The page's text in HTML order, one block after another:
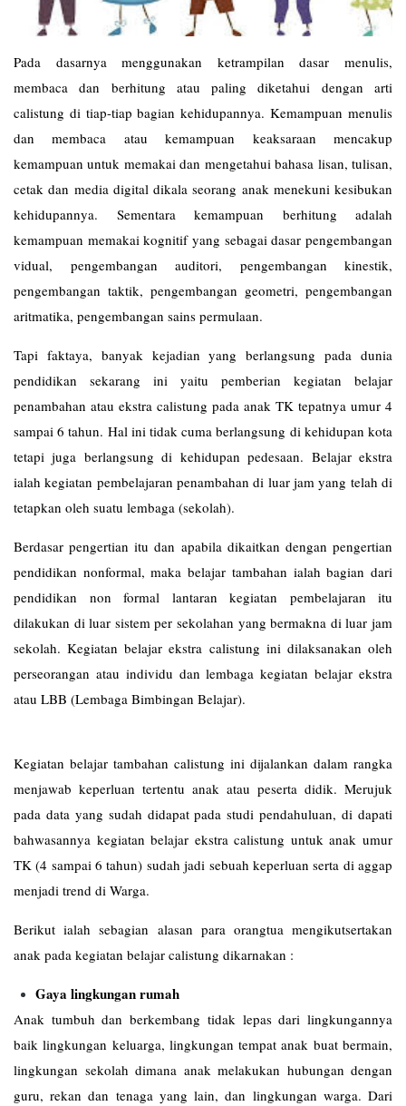
Pada dasarnya menggunakan ketrampilan dasar menulis,
membaca dan berhitung atau paling diketahui dengan arti
calistung di tiap-tiap bagian kehidupannya. Kemampuan menulis
dan membaca atau kemampuan keaksaraan mencakup
kemampuan untuk memakai dan mengetahui bahasa lisan, tulisan,
cetak dan media digital dikala seorang anak menekuni kesibukan
kehidupannya. Sementara kemampuan berhitung adalah
kemampuan memakai kognitif yang sebagai dasar pengembangan
vidual, pengembangan auditori, pengembangan kinestik,
pengembangan taktik, pengembangan geometri, pengembangan
aritmatika, pengembangan sains permulaan.
Tapi faktaya, banyak kejadian yang berlangsung pada dunia
pendidikan sekarang ini yaitu pemberian kegiatan belajar
penambahan atau ekstra calistung pada anak TK tepatnya umur 4
sampai 6 tahun. Hal ini tidak cuma berlangsung di kehidupan kota
tetapi juga berlangsung di kehidupan pedesaan. Belajar ekstra
ialah kegiatan pembelajaran penambahan di luar jam yang telah di
tetapkan oleh suatu lembaga (sekolah).
Berdasar pengertian itu dan apabila dikaitkan dengan pengertian
pendidikan nonformal, maka belajar tambahan ialah bagian dari
pendidikan non formal lantaran kegiatan pembelajaran itu
dilakukan di luar sistem per sekolahan yang bermakna di luar jam
sekolah. Kegiatan belajar ekstra calistung ini dilaksanakan oleh
perseorangan atau individu dan lembaga kegiatan belajar ekstra
atau LBB (Lembaga Bimbingan Belajar).
Kegiatan belajar tambahan calistung ini dijalankan dalam rangka
menjawab keperluan tertentu anak atau peserta didik. Merujuk
pada data yang sudah didapat pada studi pendahuluan, di dapati
bahwasannya kegiatan belajar ekstra calistung untuk anak umur
TK (4 sampai 6 tahun) sudah jadi sebuah keperluan serta di aggap
menjadi trend di Warga.
Berikut ialah sebagian alasan para orangtua mengikutsertakan
anak pada kegiatan belajar calistung dikarnakan :
Gaya lingkungan rumah
Anak tumbuh dan berkembang tidak lepas dari lingkungannya
baik lingkungan keluarga, lingkungan tempat anak buat bermain,
lingkungan sekolah dimana anak melakukan hubungan dengan
guru, rekan dan tenaga yang lain, dan lingkungan warga. Dari